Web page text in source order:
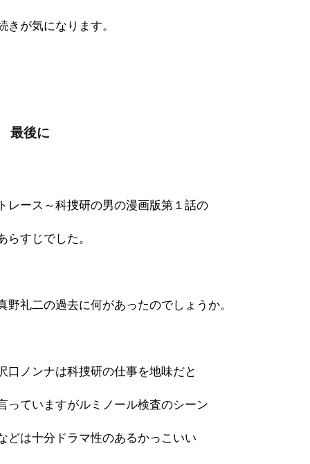
きが気になります。
最後に
レース～科捜研の男の漫画版第１話の
らすじでした。
野礼二の過去に何があったのでしょうか。
口ノンナは科捜研の仕事を地味だと
っていますがルミノール検査のシーン
どは十分ドラマ性のあるかっこいい